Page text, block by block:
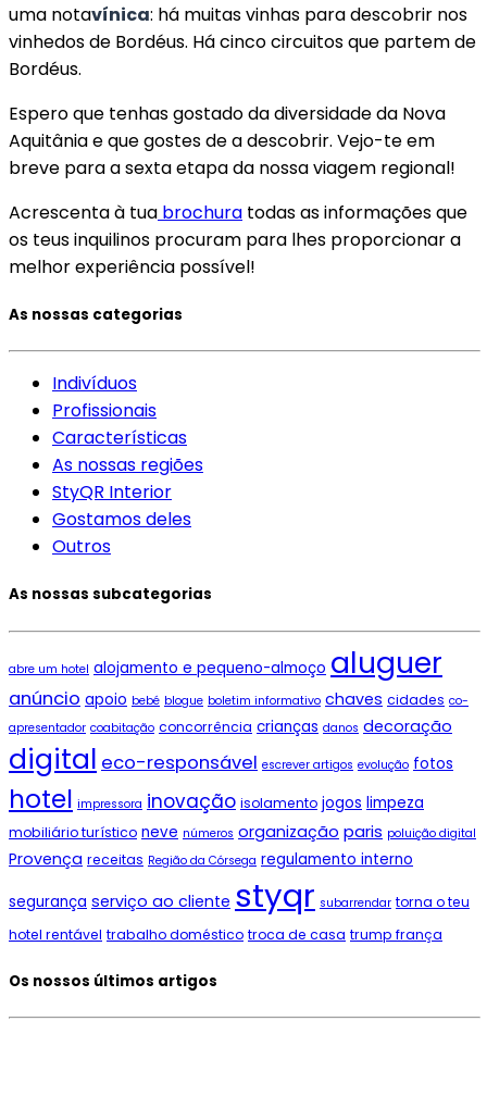
uma notavínica: há muitas vinhas para descobrir nos
vinhedos de Bordéus. Há cinco circuitos que partem de
Bordéus.
Espero que tenhas gostado da diversidade da Nova
Aquitânia e que gostes de a descobrir. Vejo-te em
breve para a sexta etapa da nossa viagem regional!
Acrescenta à tua brochura todas as informações que
os teus inquilinos procuram para lhes proporcionar a
melhor experiência possível!
As nossas categorias
Indivíduos
Profissionais
Características
As nossas regiões
StyQR Interior
Gostamos deles
Outros
As nossas subcategorias
abre um hotel alojamento e pequeno-almoço aluguer
anúncio apoio bebé blogue boletim informativo chaves cidades co-
apresentador coabitação concorrência crianças danos decoração
digital eco-responsável escrever artigos evolução fotos
hotel impressora inovação isolamento jogos limpeza
mobiliário turístico neve números organização paris poluição digital
Provença receitas Região da Córsega regulamento interno
segurança serviço ao cliente styqr subarrendar torna o teu
hotel rentável trabalho doméstico troca de casa trump frança
Os nossos últimos artigos